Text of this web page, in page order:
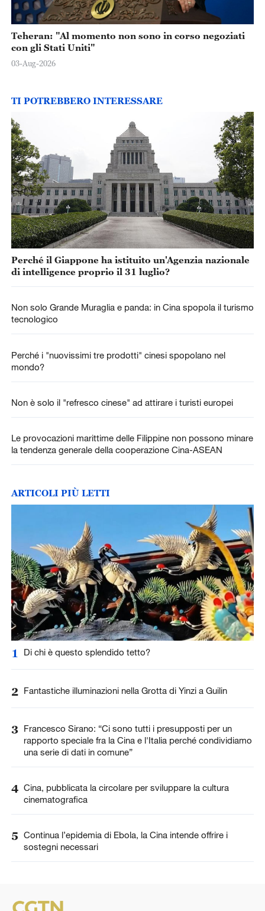
Teheran: "Al momento non sono in corso negoziati
con gli Stati Uniti"
03-Aug-2026
TI POTREBBERO INTERESSARE
Perché il Giappone ha istituito un'Agenzia nazionale
di intelligence proprio il 31 luglio?
Non solo Grande Muraglia e panda: in Cina spopola il turismo
tecnologico
Perché i "nuovissimi tre prodotti" cinesi spopolano nel
mondo?
Non è solo il "refresco cinese" ad attirare i turisti europei
Le provocazioni marittime delle Filippine non possono minare
la tendenza generale della cooperazione Cina-ASEAN
ARTICOLI PIÙ LETTI
1 Di chi è questo splendido tetto?
2 Fantastiche illuminazioni nella Grotta di Yinzi a Guilin
3 Francesco Sirano: “Ci sono tutti i presupposti per un
rapporto speciale fra la Cina e l'Italia perché condividiamo
una serie di dati in comune”
4 Cina, pubblicata la circolare per sviluppare la cultura
cinematografica
5 Continua l’epidemia di Ebola, la Cina intende offrire i
sostegni necessari